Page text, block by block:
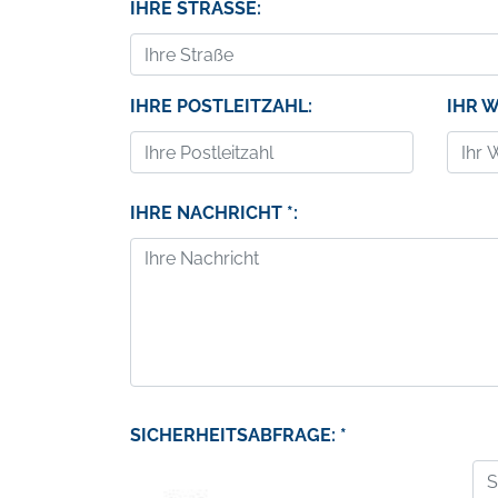
IHRE STRASSE:
IHRE POSTLEITZAHL: IHR
IHRE NACHRICHT *:
SICHERHEITSABFRAGE: *